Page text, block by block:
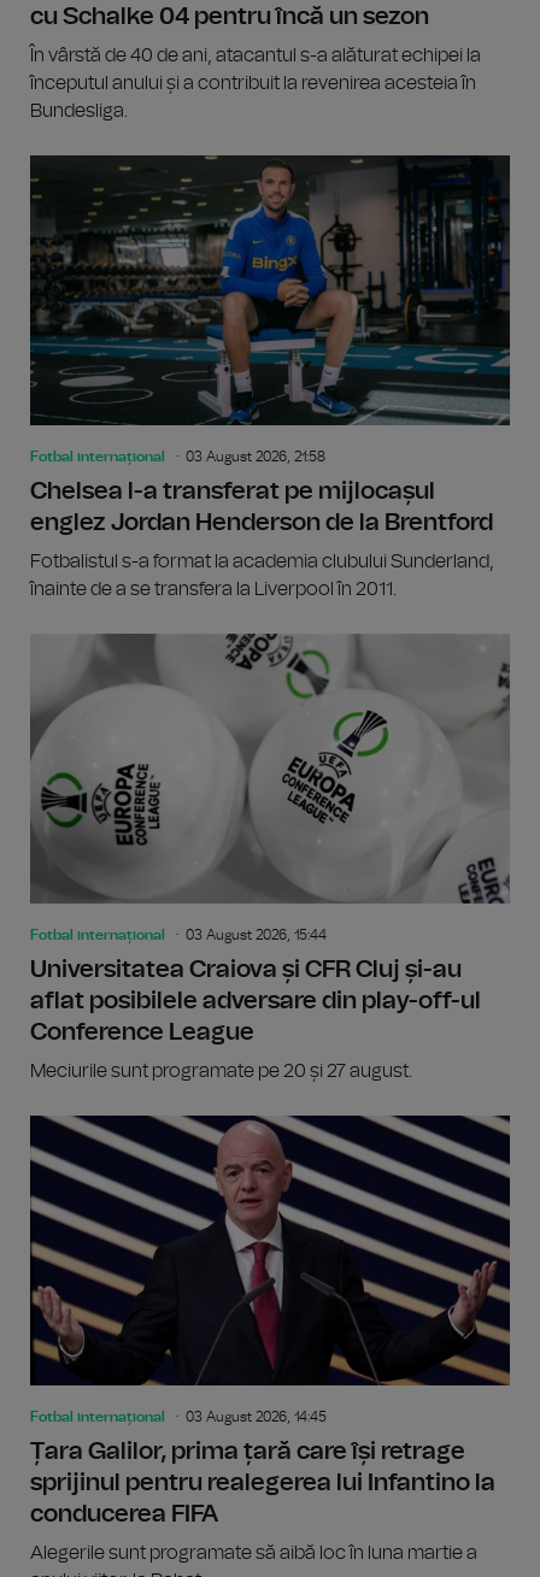
cu Schalke 04 pentru încă un sezon
În vârstă de 40 de ani, atacantul s-a alăturat echipei la
începutul anului și a contribuit la revenirea acesteia în
Bundesliga.
Fotbal internațional 03 August 2026, 21:58
Chelsea l-a transferat pe mijlocașul
englez Jordan Henderson de la Brentford
Fotbalistul s-a format la academia clubului Sunderland,
înainte de a se transfera la Liverpool în 2011.
Fotbal internațional 03 August 2026, 15:44
Universitatea Craiova și CFR Cluj și-au
aflat posibilele adversare din play-off-ul
Conference League
Meciurile sunt programate pe 20 și 27 august.
Fotbal internațional 03 August 2026, 14:45
Țara Galilor, prima țară care își retrage
sprijinul pentru realegerea lui Infantino la
conducerea FIFA
Alegerile sunt programate să aibă loc în luna martie a